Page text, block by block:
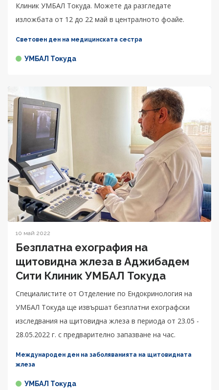
Клиник УМБАЛ Токуда. Можете да разгледате
изложбата от 12 до 22 май в централното фоайе.
Световен ден на медицинската сестра
УМБАЛ Токуда
10 май 2022
Безплатна ехография на
щитовидна жлеза в Аджибадем
Сити Клиник УМБАЛ Токуда
Специалистите от Oтделение по Ендокринология на
УМБАЛ Токуда ще извършат безплатни ехографски
изследвания на щитовидна жлеза в периода от 23.05 -
28.05.2022 г. с предварително запазване на час.
Международен ден на заболяванията на щитовидната
жлеза
УМБАЛ Токуда